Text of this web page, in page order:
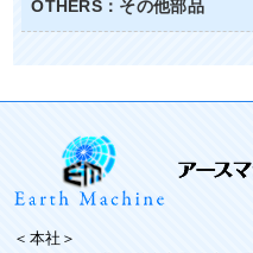
OTHERS：その他部品
＜本社＞